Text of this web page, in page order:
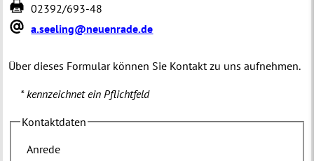
02392/693-48
a.seeling@neuenrade.de
Über dieses Formular können Sie Kontakt zu uns aufnehmen.
* kennzeichnet ein Pflichtfeld
Kontaktdaten
Anrede